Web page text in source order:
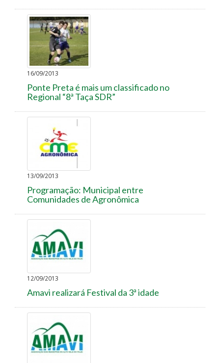
16/09/2013
Ponte Preta é mais um classificado no
Regional “8ª Taça SDR”
13/09/2013
Programação: Municipal entre
Comunidades de Agronômica
12/09/2013
Amavi realizará Festival da 3ª idade